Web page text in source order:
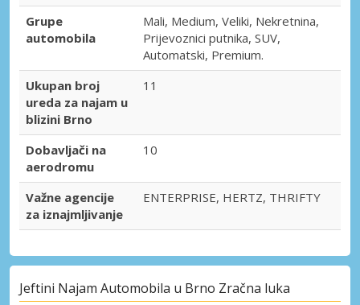
Grupe
automobila
Mali, Medium, Veliki, Nekretnina,
Prijevoznici putnika, SUV,
Automatski, Premium.
Ukupan broj
ureda za najam u
blizini Brno
11
Dobavljači na
aerodromu
10
Važne agencije
za iznajmljivanje
ENTERPRISE, HERTZ, THRIFTY
Jeftini Najam Automobila u Brno Zračna luka